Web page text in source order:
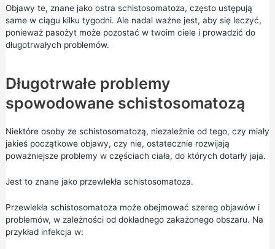
Objawy te, znane jako ostra schistosomatoza, często ustępują
same w ciągu kilku tygodni. Ale nadal ważne jest, aby się leczyć,
ponieważ pasożyt może pozostać w twoim ciele i prowadzić do
długotrwałych problemów.
Długotrwałe problemy
spowodowane schistosomatozą
Niektóre osoby ze schistosomatozą, niezależnie od tego, czy miały
jakieś początkowe objawy, czy nie, ostatecznie rozwijają
poważniejsze problemy w częściach ciała, do których dotarły jaja.
Jest to znane jako przewlekła schistosomatoza.
Przewlekła schistosomatoza może obejmować szereg objawów i
problemów, w zależności od dokładnego zakażonego obszaru. Na
przykład infekcja w: